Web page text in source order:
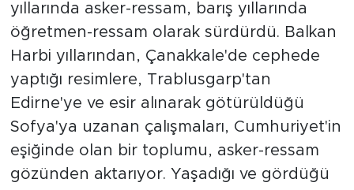
yıllarında asker-ressam, barış yıllarında
öğretmen-ressam olarak sürdürdü. Balkan
Harbi yıllarından, Çanakkale'de cephede
yaptığı resimlere, Trablusgarp'tan
Edirne'ye ve esir alınarak götürüldüğü
Sofya'ya uzanan çalışmaları, Cumhuriyet'in
eşiğinde olan bir toplumu, asker-ressam
gözünden aktarıyor. Yaşadığı ve gördüğü